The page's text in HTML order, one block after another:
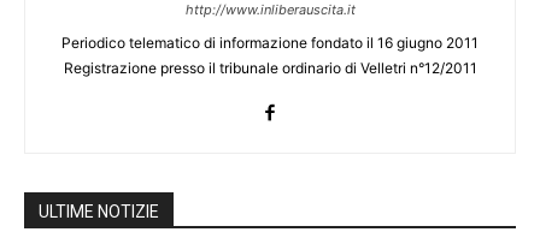
http://www.inliberauscita.it
Periodico telematico di informazione fondato il 16 giugno 2011
Registrazione presso il tribunale ordinario di Velletri n°12/2011
ULTIME NOTIZIE